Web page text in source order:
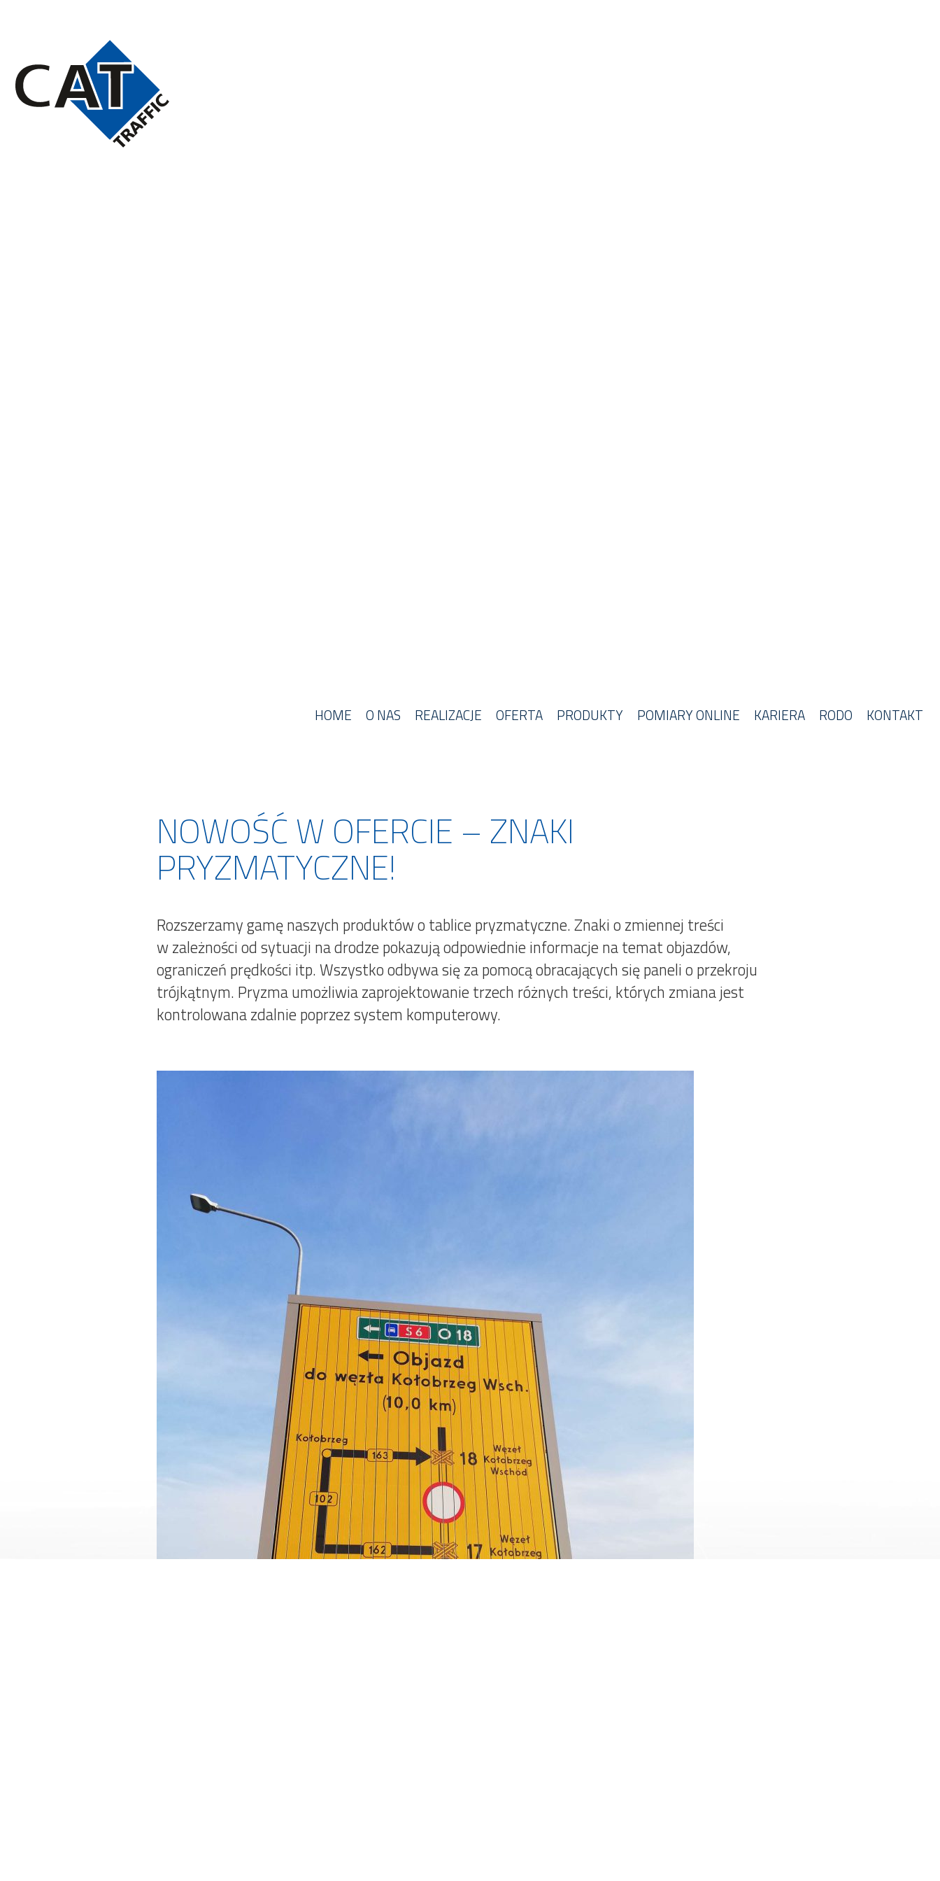
HOME O NAS REALIZACJE OFERTA PRODUKTY POMIARY ONLINE KARIERA RODO KONTAKT
NOWOŚĆ W OFERCIE – ZNAKI
PRYZMATYCZNE!
Rozszerzamy gamę naszych produktów o tablice pryzmatyczne. Znaki o zmiennej treści
w zależności od sytuacji na drodze pokazują odpowiednie informacje na temat objazdów,
ograniczeń prędkości itp. Wszystko odbywa się za pomocą obracających się paneli o przekroju
trójkątnym. Pryzma umożliwia zaprojektowanie trzech różnych treści, których zmiana jest
kontrolowana zdalnie poprzez system komputerowy.